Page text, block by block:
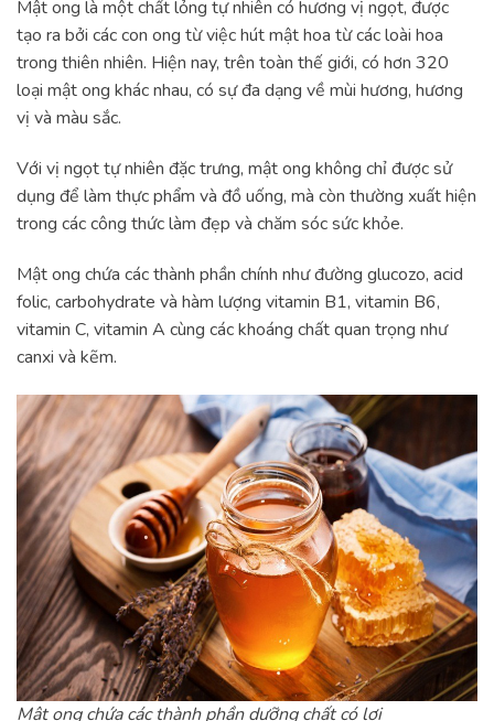
Mật ong là một chất lỏng tự nhiên có hương vị ngọt, được
tạo ra bởi các con ong từ việc hút mật hoa từ các loài hoa
trong thiên nhiên. Hiện nay, trên toàn thế giới, có hơn 320
loại mật ong khác nhau, có sự đa dạng về mùi hương, hương
vị và màu sắc.
Với vị ngọt tự nhiên đặc trưng, mật ong không chỉ được sử
dụng để làm thực phẩm và đồ uống, mà còn thường xuất hiện
trong các công thức làm đẹp và chăm sóc sức khỏe.
Mật ong chứa các thành phần chính như đường glucozo, acid
folic, carbohydrate và hàm lượng vitamin B1, vitamin B6,
vitamin C, vitamin A cùng các khoáng chất quan trọng như
canxi và kẽm.
Mật ong chứa các thành phần dưỡng chất có lợi